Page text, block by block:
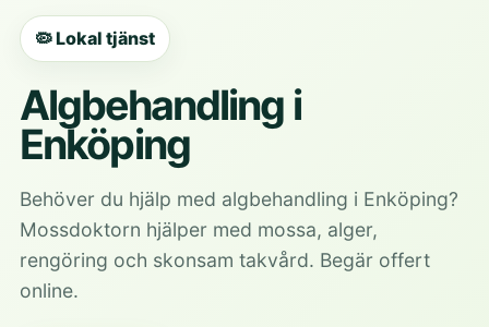
🦠 Lokal tjänst
Algbehandling i
Enköping
Behöver du hjälp med algbehandling i Enköping?
Mossdoktorn hjälper med mossa, alger,
rengöring och skonsam takvård. Begär offert
online.